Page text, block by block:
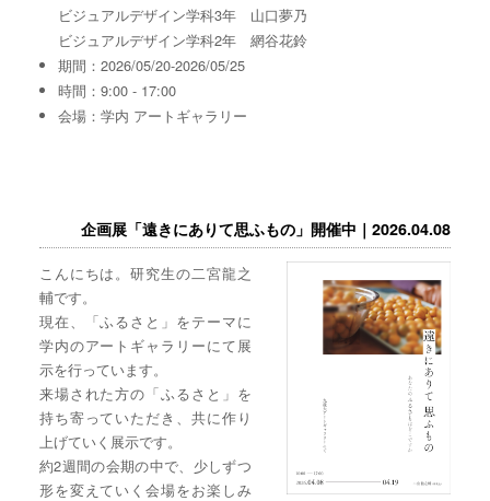
ビジュアルデザイン学科3年 山口夢乃
ビジュアルデザイン学科2年 網谷花鈴
期間：2026/05/20-2026/05/25
時間：9:00 - 17:00
会場：学内 アートギャラリー
企画展「遠きにありて思ふもの」開催中｜2026.04.08
こんにちは。研究生の二宮龍之
輔です。
現在、「ふるさと」をテーマに
学内のアートギャラリーにて展
示を行っています。
来場された方の「ふるさと」を
持ち寄っていただき、共に作り
上げていく展示です。
約2週間の会期の中で、少しずつ
形を変えていく会場をお楽しみ